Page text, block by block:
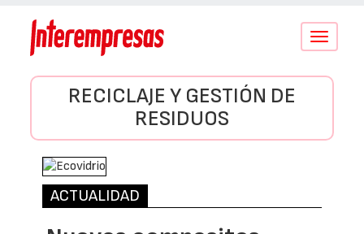
Conmutar
RECICLAJE Y GESTIÓN DE
RESIDUOS
ACTUALIDAD